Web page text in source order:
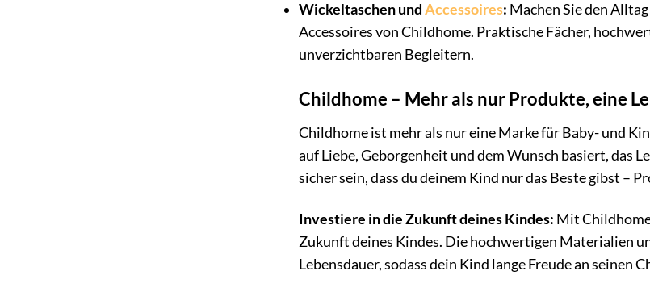
Wickeltaschen undAccessoires: Machen Sie den
Accessoires von Childhome. Praktische Fächer,
unverzichtbaren Begleitern.
Childhome – Mehr als nur Produkte, eine
Childhome ist mehr als nur eine Marke für Baby- und
auf Liebe, Geborgenheit und dem Wunsch basiert, das
sicher sein, dass du deinem Kind nur das Beste gibst –
Investiere in die Zukunft deines Kindes: Mit
Zukunft deines Kindes. Die hochwertigen Materialien
Lebensdauer, sodass dein Kind lange Freude an seinen